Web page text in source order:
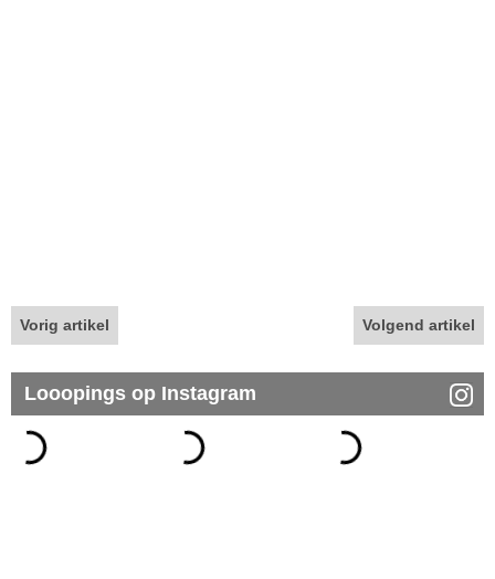
Vorig artikel Volgend artikel
Looopings op Instagram